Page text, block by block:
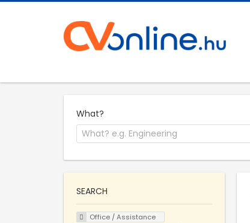
What?
SEARCH
Office / Assistance